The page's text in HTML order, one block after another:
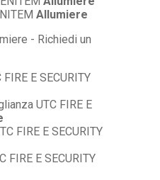
Allumiere
E SECURITY
UTC FIRE E
FIRE E SECURITY
FIRE E SECURITY